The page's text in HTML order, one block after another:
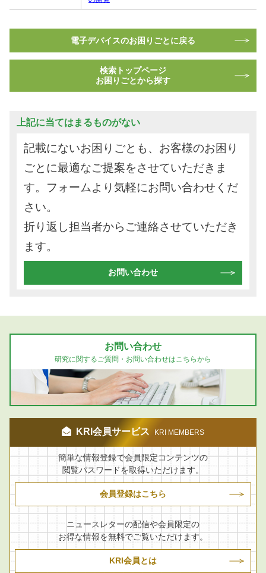
電子デバイスのお困りごとに戻る
検索トップページ
お困りごとから探す
上記に当てはまるものがない
記載にないお困りごとも、お客様のお困り
ごとに最適なご提案をさせていただきま
す。フォームより気軽にお問い合わせくだ
さい。
折り返し担当者からご連絡させていただき
ます。
お問い合わせ
お問い合わせ
研究に関するご質問・お問い合わせはこちらから
KRI会員サービス KRI MEMBERS
簡単な情報登録で会員限定コンテンツの
閲覧パスワードを取得いただけます。
会員登録はこちら
ニュースレターの配信や会員限定の
お得な情報を無料でご覧いただけます。
KRI会員とは